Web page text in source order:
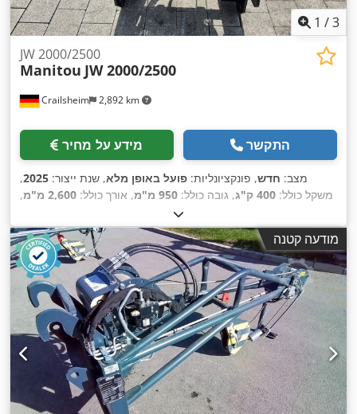
1 /3
Crailsheim 2,892 km
JW 2000/2500
Manitou JW 2000/2500
מידע על מחיר התקשר
מצב: חדש, פונקציונליות: פועל באופן מלא, שנת ייצור: 2025
,
משקל כולל: 400 ק"ג , גובה כולל: 950 מ"מ , אורך כולל: 2,600 מ"מ
,
820 מ"מ
מודעה קטנה